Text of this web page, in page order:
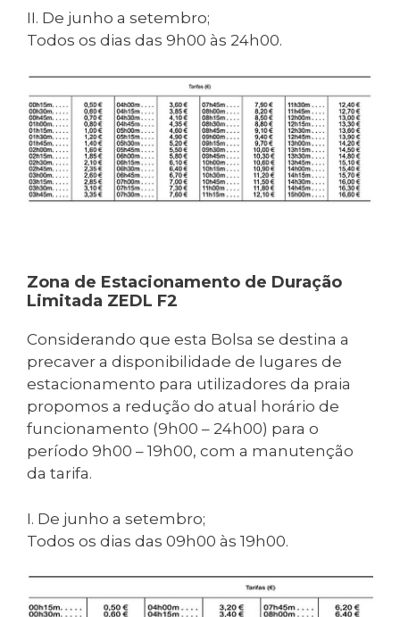
II. De junho a setembro;
Todos os dias das 9h00 às 24h00.
Zona de Estacionamento de Duração
Limitada ZEDL F2
Considerando que esta Bolsa se destina a
precaver a disponibilidade de lugares de
estacionamento para utilizadores da praia
propomos a redução do atual horário de
funcionamento (9h00 – 24h00) para o
período 9h00 – 19h00, com a manutenção
da tarifa.
I. De junho a setembro;
Todos os dias das 09h00 às 19h00.